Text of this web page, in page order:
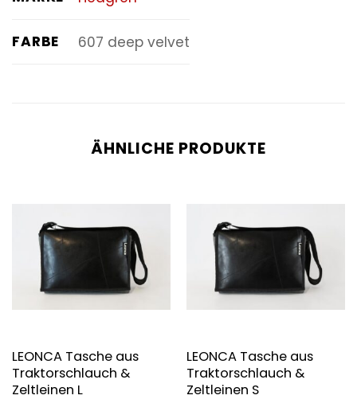
FARBE 607 deep velvet
ÄHNLICHE PRODUKTE
LEONCA Tasche aus
Traktorschlauch &
Zeltleinen L
LEONCA Tasche aus
Traktorschlauch &
Zeltleinen S